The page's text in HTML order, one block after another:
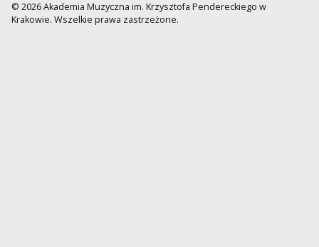
© 2026 Akademia Muzyczna im. Krzysztofa Pendereckiego w
Krakowie. Wszelkie prawa zastrzeżone.